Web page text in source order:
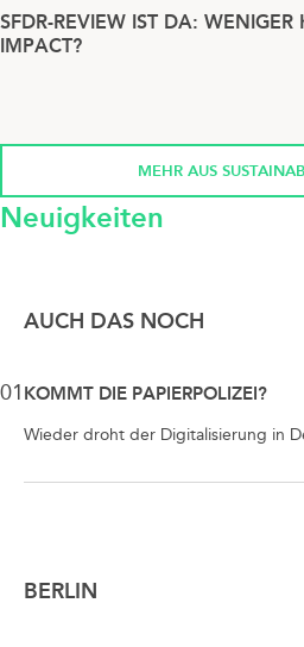
SFDR-REVIEW IST DA:
IMPACT?
MEHR AUS
Neuigkeiten
AUCH DAS NOCH
01 KOMMT DIE PAPIERPOLIZEI?
Wieder droht der Digitalisierung in
BERLIN